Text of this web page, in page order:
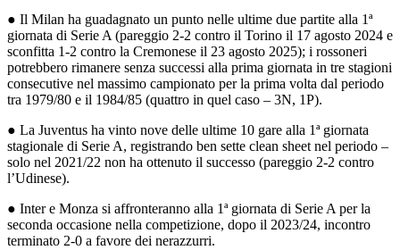
● Il Milan ha guadagnato un punto nelle ultime due partite alla 1ª
giornata di Serie A (pareggio 2-2 contro il Torino il 17 agosto 2024 e
sconfitta 1-2 contro la Cremonese il 23 agosto 2025); i rossoneri
potrebbero rimanere senza successi alla prima giornata in tre stagioni
consecutive nel massimo campionato per la prima volta dal periodo
tra 1979/80 e il 1984/85 (quattro in quel caso – 3N, 1P).
● La Juventus ha vinto nove delle ultime 10 gare alla 1ª giornata
stagionale di Serie A, registrando ben sette clean sheet nel periodo –
solo nel 2021/22 non ha ottenuto il successo (pareggio 2-2 contro
l’Udinese).
● Inter e Monza si affronteranno alla 1ª giornata di Serie A per la
seconda occasione nella competizione, dopo il 2023/24, incontro
terminato 2-0 a favore dei nerazzurri.